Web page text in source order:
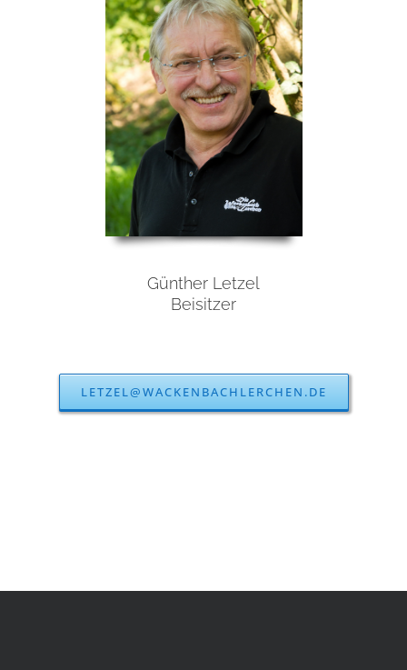
Günther Letzel
Beisitzer
LETZEL@WACKENBACHLERCHEN.DE